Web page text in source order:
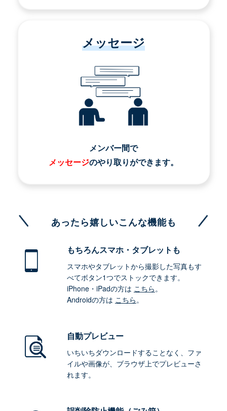
メッセージ
メンバー間で
メッセージのやり取りができます。
あったら嬉しいこんな機能も
もちろんスマホ・タブレットも
スマホやタブレットから撮影した写真もす
べてボタン1つでストックできます。
iPhone・iPadの方は こちら。
Androidの方は こちら。
自動プレビュー
いちいちダウンロードすることなく、ファ
イルや画像が、ブラウザ上でプレビューさ
れます。